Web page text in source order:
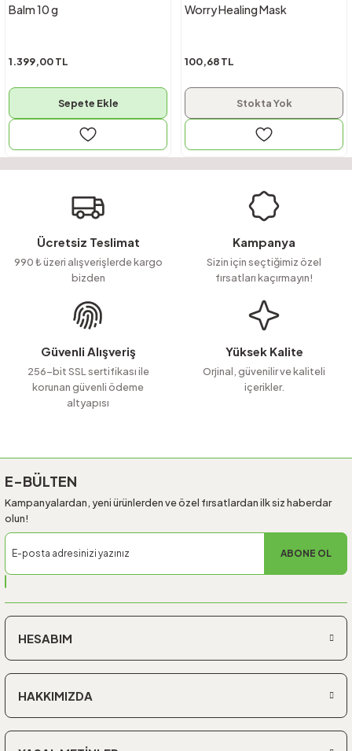
Balm 10 g
1.399,00 TL
Sepete Ekle
Worry Healing Mask
100,68 TL
Stokta Yok
Ücretsiz Teslimat
990 ₺ üzeri alışverişlerde kargo
bizden
Kampanya
Sizin için seçtiğimiz özel
fırsatları kaçırmayın!
Güvenli Alışveriş
256-bit SSL sertifikası ile
korunan güvenli ödeme
altyapısı
Yüksek Kalite
Orjinal, güvenilir ve kaliteli
içerikler.
E-BÜLTEN
Kampanyalardan, yeni ürünlerden ve özel fırsatlardan ilk siz haberdar
olun!
ABONE OL
HESABIM
HAKKIMIZDA